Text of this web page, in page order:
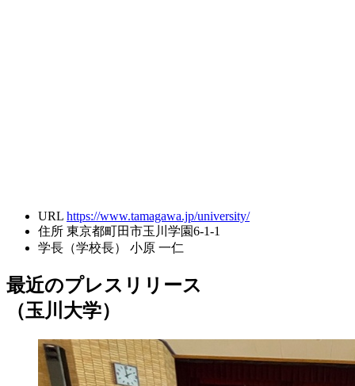
URL https://www.tamagawa.jp/university/
住所 東京都町田市玉川学園6-1-1
学長（学校長）
小原 一仁
最近のプレスリリース
（玉川大学）